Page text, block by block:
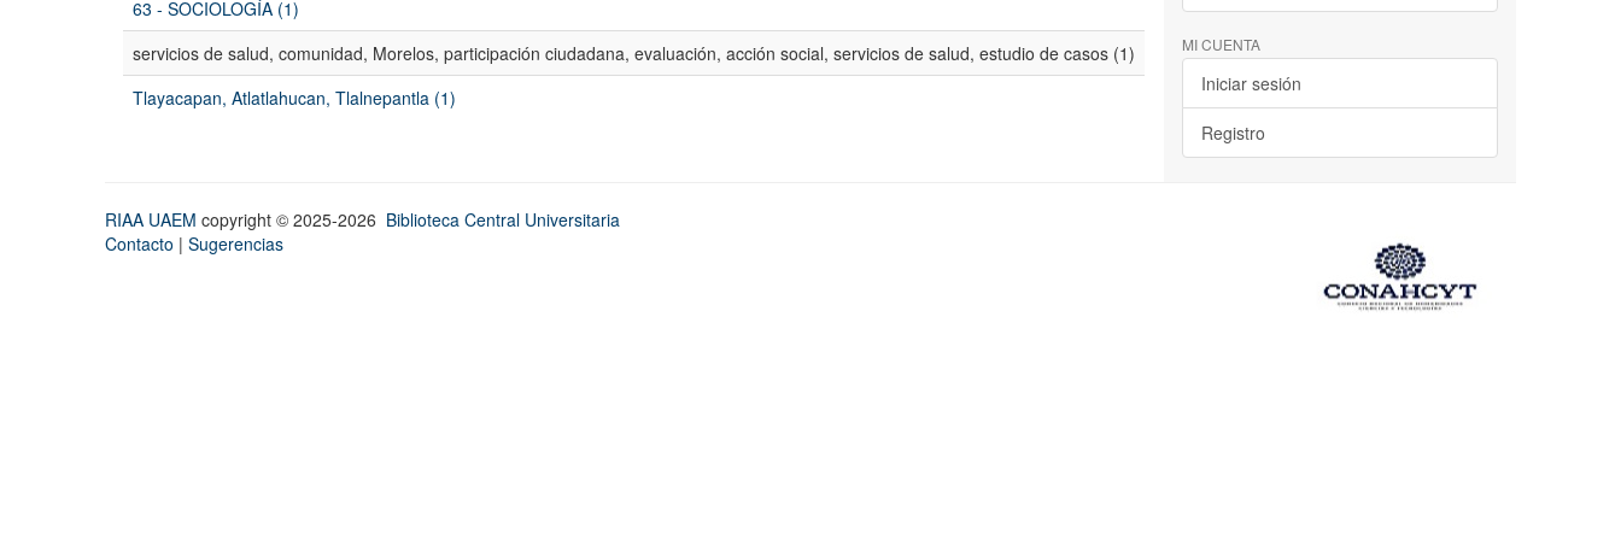
63 - SOCIOLOGÍA (1)
servicios de salud, comunidad, Morelos, participación ciudadana, evaluación, acción social, servicios de salud, estudio de casos (1)
Tlayacapan, Atlatlahucan, Tlalnepantla (1)
MI CUENTA
Iniciar sesión
Registro
RIAA UAEM copyright © 2025-2026 Biblioteca Central Universitaria
Contacto | Sugerencias